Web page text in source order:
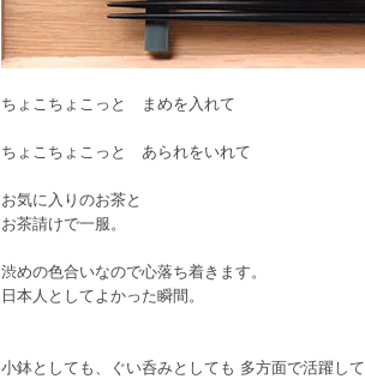
ちょこちょこっと まめを入れて
ちょこちょこっと あられをいれて
お気に入りのお茶と
お茶請けで一服。
渋めの色合いなので心落ち着きます。
日本人としてよかった瞬間。
小鉢としても、ぐい呑みとしても 多方面で活躍し